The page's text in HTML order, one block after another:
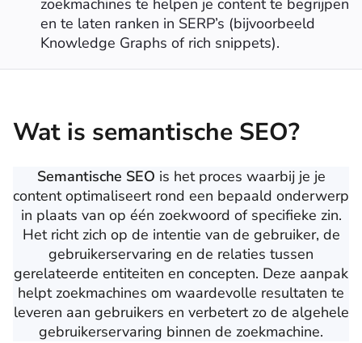
zoekmachines te helpen je content te begrijpen
en te laten ranken in SERP’s (bijvoorbeeld
Knowledge Graphs of rich snippets).
Wat is semantische SEO?
Semantische SEO is het proces waarbij je je
content optimaliseert rond een bepaald onderwerp
in plaats van op één zoekwoord of specifieke zin.
Het richt zich op de intentie van de gebruiker, de
gebruikerservaring en de relaties tussen
gerelateerde entiteiten en concepten. Deze aanpak
helpt zoekmachines om waardevolle resultaten te
leveren aan gebruikers en verbetert zo de algehele
gebruikerservaring binnen de zoekmachine.